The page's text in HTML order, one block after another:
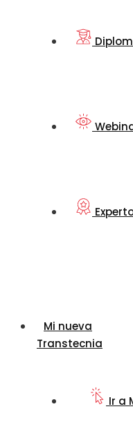
Mi nueva
Transtecnia
Ir a